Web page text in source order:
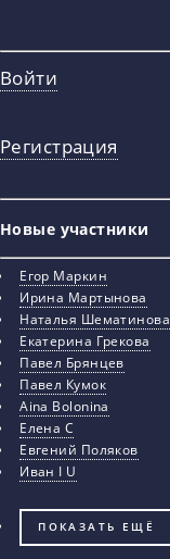
Войти
Регистрация
Новые участники
Егор Маркин
Ирина Мартынова
Наталья Шематинова
Екатерина Грекова
Павел Брянцев
Павел Кумок
Aina Bolonina
Елена С
Евгений Поляков
Иван I U
ПОКАЗАТЬ ЕЩЁ